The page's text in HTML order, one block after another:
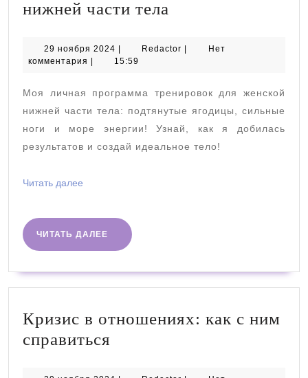
нижней части тела
для
нижней
части
тела
29 ноября 2024 29
ноября
Redactor Redactor
Нет
комментария
15:59
Моя личная программа тренировок для женской
нижней части тела: подтянутые ягодицы, сильные
ноги и море энергии! Узнай, как я добилась
результатов и создай идеальное тело!
Читать далее
ЧИТАТЬ ДАЛЕЕ
ЧИТАТЬ
ДАЛЕЕ
Кризис в отношениях: как с ним
справиться